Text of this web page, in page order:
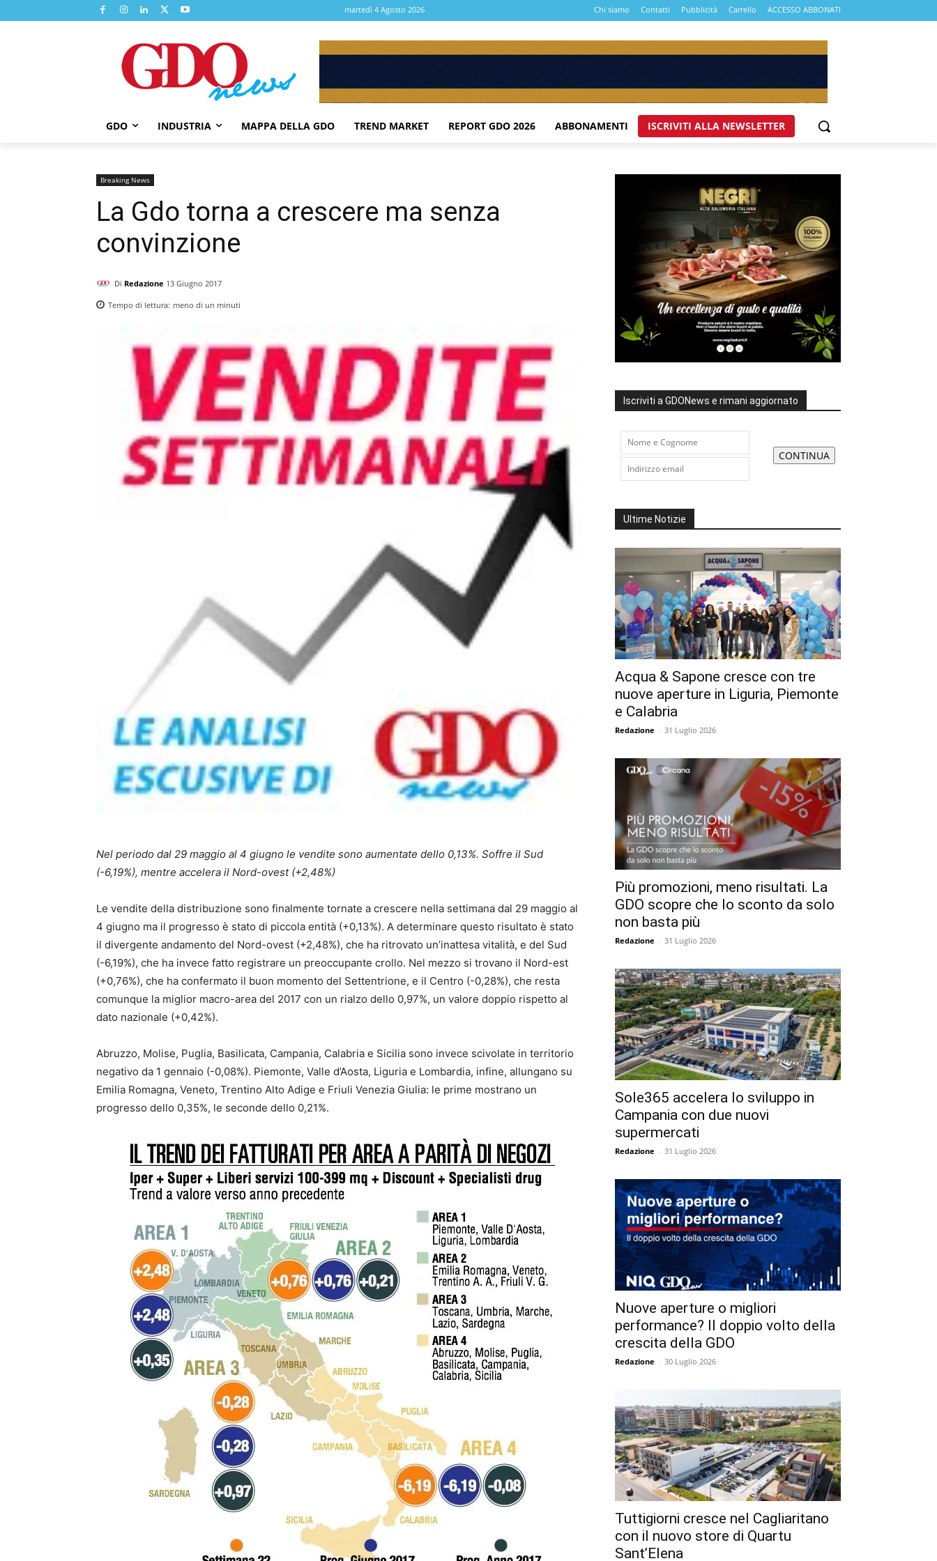
martedì 4 Agosto 2026 Chi siamo Contatti Pubblicità Carrello ACCESSO ABBONATI
GDO INDUSTRIA MAPPA DELLA GDO TREND MARKET REPORT GDO 2026 ABBONAMENTI ISCRIVITI ALLA NEWSLETTER
Breaking News
La Gdo torna a crescere ma senza
convinzione
Di Redazione 13 Giugno 2017
Tempo di lettura: meno di un minuti
Nel periodo dal 29 maggio al 4 giugno le vendite sono aumentate dello 0,13%. Soffre il Sud
(-6,19%), mentre accelera il Nord-ovest (+2,48%)
Le vendite della distribuzione sono finalmente tornate a crescere nella settimana dal 29 maggio al
4 giugno ma il progresso è stato di piccola entità (+0,13%). A determinare questo risultato è stato
il divergente andamento del Nord-ovest (+2,48%), che ha ritrovato un’inattesa vitalità, e del Sud
(-6,19%), che ha invece fatto registrare un preoccupante crollo. Nel mezzo si trovano il Nord-est
(+0,76%), che ha confermato il buon momento del Settentrione, e il Centro (-0,28%), che resta
comunque la miglior macro-area del 2017 con un rialzo dello 0,97%, un valore doppio rispetto al
dato nazionale (+0,42%).
Abruzzo, Molise, Puglia, Basilicata, Campania, Calabria e Sicilia sono invece scivolate in territorio
negativo da 1 gennaio (-0,08%). Piemonte, Valle d’Aosta, Liguria e Lombardia, infine, allungano su
Emilia Romagna, Veneto, Trentino Alto Adige e Friuli Venezia Giulia: le prime mostrano un
progresso dello 0,35%, le seconde dello 0,21%.
Iscriviti a GDONews e rimani aggiornato
Ultime Notizie
Acqua & Sapone cresce con tre
nuove aperture in Liguria, Piemonte
e Calabria
Redazione - 31 Luglio 2026
Più promozioni, meno risultati. La
GDO scopre che lo sconto da solo
non basta più
Redazione - 31 Luglio 2026
Sole365 accelera lo sviluppo in
Campania con due nuovi
supermercati
Redazione - 31 Luglio 2026
Nuove aperture o migliori
performance? Il doppio volto della
crescita della GDO
Redazione - 30 Luglio 2026
Tuttigiorni cresce nel Cagliaritano
con il nuovo store di Quartu
Sant’Elena